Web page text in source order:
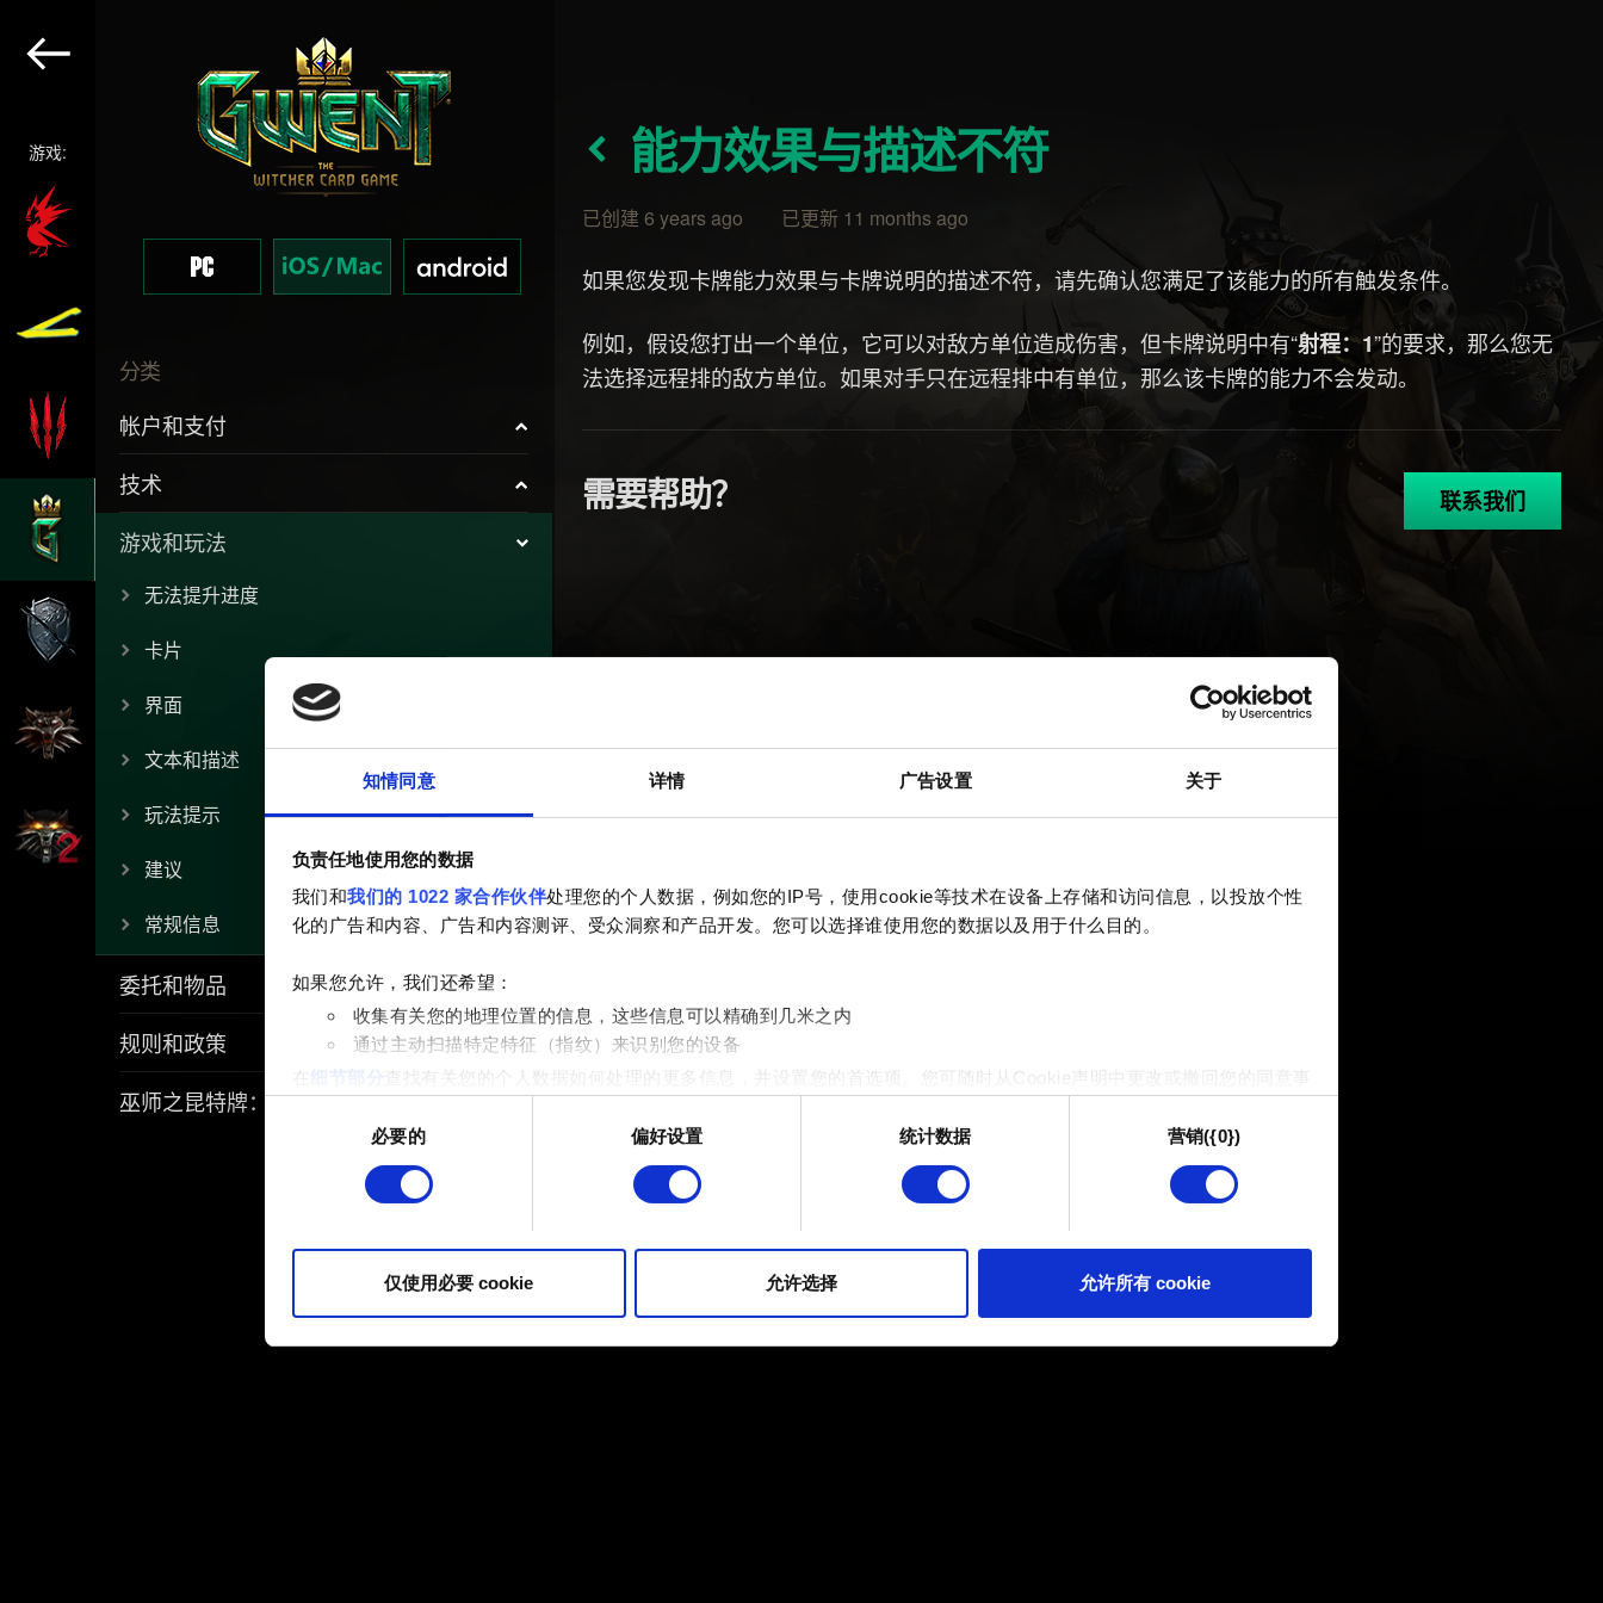
知情同意 详情 广告设置 关于
负责任地使用您的数据
我们和我们的 1022 家合作伙伴处理您的个人数据，例如您的IP号，使用cookie等技术在设备上存储和访问信息，以投放个性
化的广告和内容、广告和内容测评、受众洞察和产品开发。您可以选择谁使用您的数据以及用于什么目的。
如果您允许，我们还希望：
收集有关您的地理位置的信息，这些信息可以精确到几米之内
通过主动扫描特定特征（指纹）来识别您的设备
在
细节部分
查找有关您的个人数据如何处理的更多信息，并设置您的首选项。您可随时从Cookie声明中更改或撤回您的同意事
部分需要使用 Cookies 的是为了让网站功能可用，而另一部分是非强制性的，可以为我们提供技术和内容相关的反馈，以便
网站将更好地服务于您。例如帮助我们在社交媒体上发现您，提供一些您可能会感兴趣的东西，我们偶尔也可能与我们的合作
您可以在下面的"设置"菜单中找到有关我们使用 Cookie 的所有详细信息，并调整您对 Cookie 的偏好。一旦您了解了其中的
必要的 偏好设置 统计数据 营销({0})
仅使用必要 cookie 允许选择 允许所有 cookie
游戏:
分类
帐户和支付
技术
游戏和玩法
无法提升进度
卡片
界面
文本和描述
玩法提示
建议
常规信息
委托和物品
规则和政策
巫师之昆特牌：流浪法师
能力效果与描述不符
已创建 6 years ago 已更新 11 months ago
如果您发现卡牌能力效果与卡牌说明的描述不符，请先确认您满足了该能力的所有触发条件。
例如，假设您打出一个单位，它可以对敌方单位造成伤害，但卡牌说明中有“射程：1”的要求，那么您无
法选择远程排的敌方单位。如果对手只在远程排中有单位，那么该卡牌的能力不会发动。
需要帮助？ 联系我们